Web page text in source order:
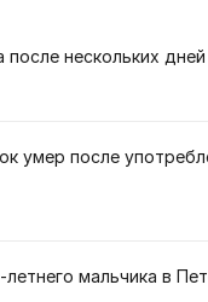
нескольких
умер после
мальчика в